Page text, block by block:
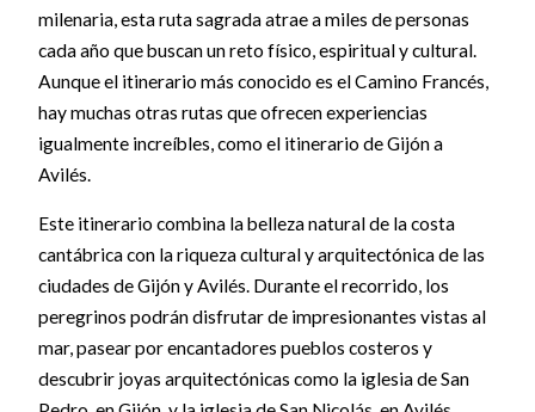
milenaria, esta ruta sagrada atrae a miles de personas
cada año que buscan un reto físico, espiritual y cultural.
Aunque el itinerario más conocido es el Camino Francés,
hay muchas otras rutas que ofrecen experiencias
igualmente increíbles, como el itinerario de Gijón a
Avilés.
Este itinerario combina la belleza natural de la costa
cantábrica con la riqueza cultural y arquitectónica de las
ciudades de Gijón y Avilés. Durante el recorrido, los
peregrinos podrán disfrutar de impresionantes vistas al
mar, pasear por encantadores pueblos costeros y
descubrir joyas arquitectónicas como la iglesia de San